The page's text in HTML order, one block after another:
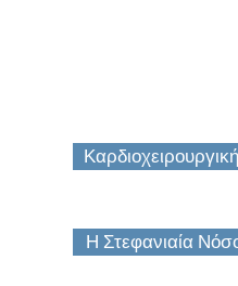
Η Στεφανιαία